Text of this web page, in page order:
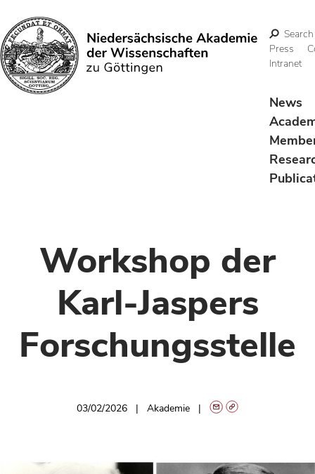
Search
Search
Press
Intranet
News
Workshop der
Karl-Jaspers
Forschungsstelle
03/02/2026 Akademie